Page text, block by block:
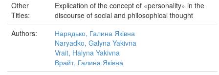
Other
Titles:
Explication of the concept of «personality» in the
discourse of social and philosophical thought
Authors:
Нарядько, Галина Яківна
Naryadko, Galyna Yakivna
Vrait, Halyna Yakivna
Врайт, Галина Яківна